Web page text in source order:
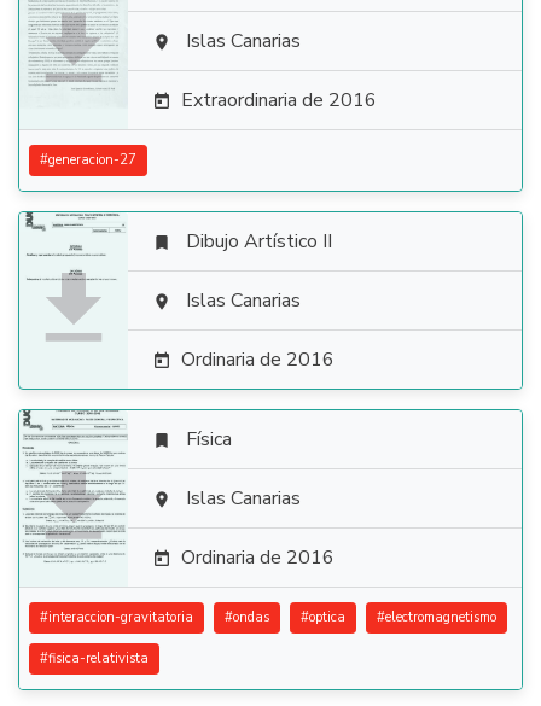
  Islas Canarias
 Extraordinaria de 2016
#generacion-27

 Dibujo Artístico II
 Islas Canarias
 Ordinaria de 2016

 Física
 Islas Canarias
 Ordinaria de 2016
#interaccion-gravitatoria #ondas #optica #electromagnetismo
#fisica-relativista